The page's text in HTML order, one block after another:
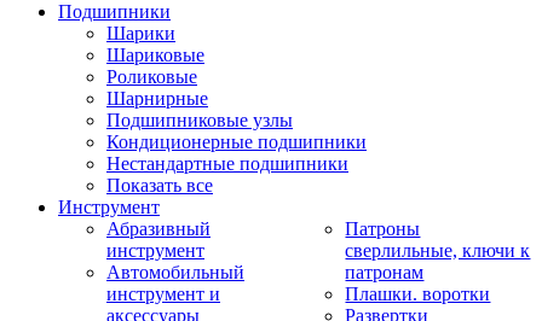
Подшипники
Шарики
Шариковые
Роликовые
Шарнирные
Подшипниковые узлы
Кондиционерные подшипники
Нестандартные подшипники
Показать все
Инструмент
Абразивный
инструмент
Автомобильный
инструмент и
аксессуары
Патроны
сверлильные, ключи к
патронам
Плашки. воротки
Развертки